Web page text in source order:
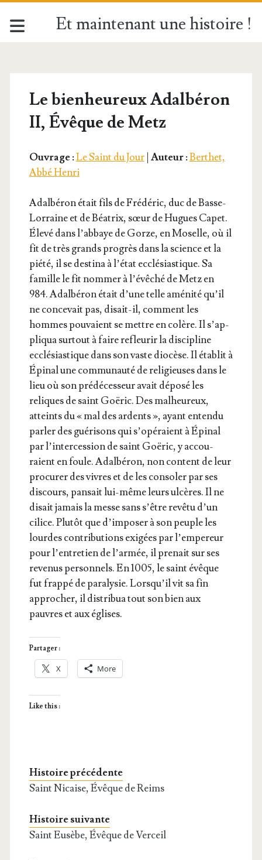
Et maintenant une histoire !
Le bienheureux Adalbéron
II, Évêque de Metz
Ouvrage :Le Saint du Jour| Auteur :Berthet,
Abbé Henri
Adal­bé­ron était fils de Fré­dé­ric, duc de Basse-
Lor­raine et de Béa­trix, sœur de Hugues Capet.
Éle­vé dans l’ab­baye de Gorze, en Moselle, où il
fit de très grands pro­grès dans la science et la
pié­té, il se des­ti­na à l’é­tat ecclé­sias­tique. Sa
famille le fit nom­mer à l’é­vê­ché de Metz en
984. Adal­bé­ron était d’une telle amé­ni­té qu’il
ne conce­vait pas, disait-il, com­ment les
hommes pou­vaient se mettre en colère. Il s’ap­
pli­qua sur­tout à faire refleu­rir la dis­ci­pline
ecclé­sias­tique dans son vaste dio­cèse. Il éta­blit à
Épi­nal une com­mu­nau­té de reli­gieuses dans le
lieu où son pré­dé­ces­seur avait dépo­sé les
reliques de saint Goë­ric. Des mal­heu­reux,
atteints du « mal des ardents », ayant enten­du
par­ler des gué­ri­sons qui s’o­pé­raient à Épi­nal
par l’in­ter­ces­sion de saint Goë­ric, y accou­
raient en foule. Adal­bé­ron, non content de leur
pro­cu­rer des vivres et de les conso­ler par ses
dis­cours, pan­sait lui-même leurs ulcères. Il ne
disait jamais la messe sans s’être revê­tu d’un
cilice. Plu­tôt que d’im­po­ser à son peuple les
lourdes contri­bu­tions exi­gées par l’empereur
pour l’en­tre­tien de l’ar­mée, il pre­nait sur ses
reve­nus per­son­nels. En 1005, le saint évêque
fut frap­pé de para­ly­sie. Lors­qu’il vit sa fin
appro­cher, il dis­tri­bua tout son bien aux
pauvres et aux églises.
Partager :
X More
Like this :
Histoire précédente
Saint Nicaise, Évêque de Reims
Histoire suivante
Saint Eusèbe, Évêque de Verceil